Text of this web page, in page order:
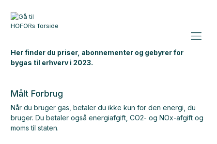
Her finder du priser, abonnementer og gebyrer for
bygas til erhverv i 2023.
Målt Forbrug
Når du bruger gas, betaler du ikke kun for den energi, du
bruger. Du betaler også energiafgift, CO2- og NOx-afgift og
moms til staten.